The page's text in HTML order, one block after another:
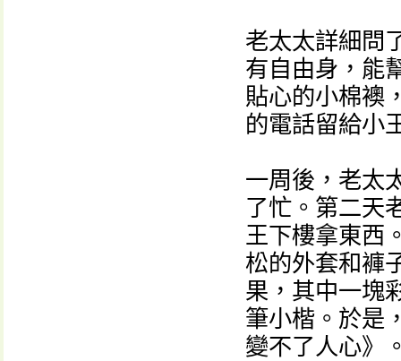
老太太詳細問
有自由身，能
貼心的小棉襖
的電話留給小
一周後，老太
了忙。第二天
王下樓拿東西
松的外套和褲
果，其中一塊
筆小楷。於是
變不了人心》